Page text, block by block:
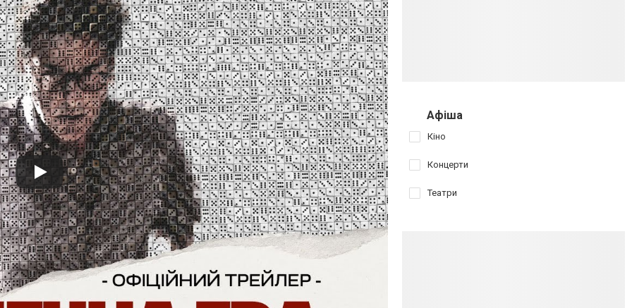
Афіша
Кіно
Концерти
Театри